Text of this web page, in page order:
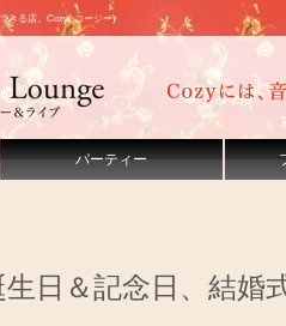
きる店。Cozy( コージー)
パーティー
日＆記念日、結婚